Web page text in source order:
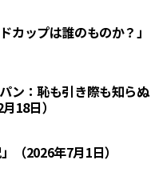
カップは誰のものか？」
ン：恥も引き際も知らぬ
18日）
（2026年7月1日）